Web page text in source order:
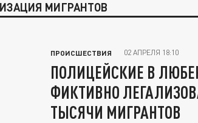
МИГРАНТОВ
ПРОИСШЕСТВИЯ 02 АПРЕЛЯ 18:10
ПОЛИЦЕЙСКИЕ В
ФИКТИВНО
ТЫСЯЧИ МИГРАНТОВ